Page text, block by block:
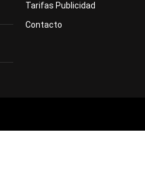
Tarifas Publicidad
Contacto